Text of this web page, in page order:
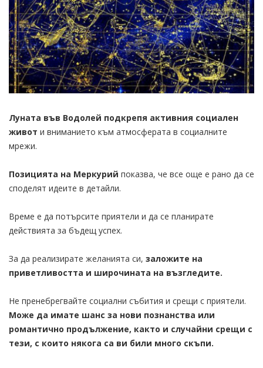
Луната във Водолей подкрепя активния социален
живот и вниманието към атмосферата в социалните
мрежи.
Позицията на Меркурий показва, че все още е рано да се
споделят идеите в детайли.
Време е да потърсите приятели и да се планирате
действията за бъдещ успех.
За да реализирате желанията си, заложите на
приветливостта и широчината на възгледите.
Не пренебрегвайте социални събития и срещи с приятели.
Може да имате шанс за нови познанства или
романтично продължение, както и случайни срещи с
тези, с които някога са ви били много скъпи.